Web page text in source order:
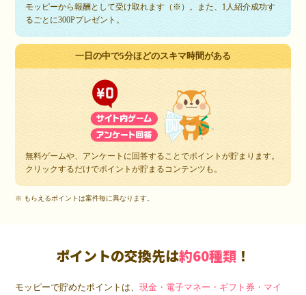
モッピーから報酬として受け取れます（※）。また、1人紹介成功す
るごとに300Pプレゼント。
一日の中で5分ほどのスキマ時間がある
無料ゲームや、アンケートに回答することでポイントが貯まります。
クリックするだけでポイントが貯まるコンテンツも。
※ もらえるポイントは案件毎に異なります。
ポイントの交換先は約60種類 ！
モッピーで貯めたポイントは、現金・電子マネー・ギフト券・マイ